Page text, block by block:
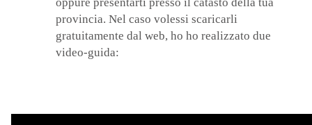
provincia. Nel caso volessi scaricarli
gratuitamente dal web, ho ho realizzato due
video-guida: